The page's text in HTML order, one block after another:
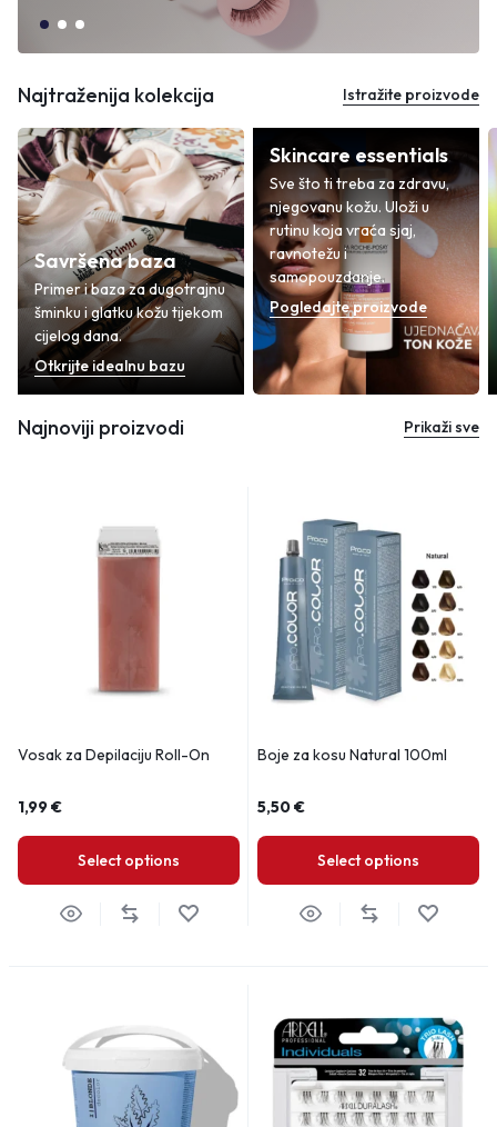
Najtraženija kolekcija Istražite proizvode
Savršena baza
Primer i baza za dugotrajnu
šminku i glatku kožu tijekom
cijelog dana.
Otkrijte idealnu bazu
Skincare essentials
Sve što ti treba za zdravu,
njegovanu kožu. Uloži u
rutinu koja vraća sjaj,
ravnotežu i
samopouzdanje.
Pogledajte proizvode
Najnoviji proizvodi Prikaži sve
Vosak za Depilaciju Roll-On
1,99€
Select options
Boje za kosu Natural 100ml
5,50€
Select options